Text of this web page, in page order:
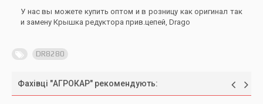
У нас вы можете купить оптом и в розницу как оригинал так
и замену Крышка редуктора прив.цепей, Drago
DR8280
Фахівці "АГРОКАР" рекомендують: